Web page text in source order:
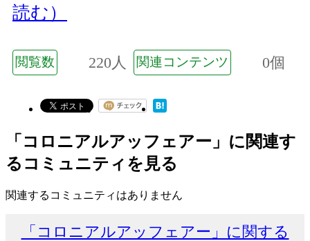
読む）
閲覧数 220人 関連コンテンツ 0個
「コロニアルアッフェアー」に関連す
るコミュニティを見る
関連するコミュニティはありません
「コロニアルアッフェアー」に関する